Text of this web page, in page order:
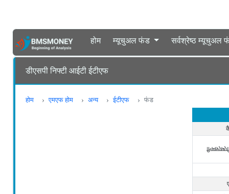
होम म्यूचुअल फंड सर्वश्रेष्ठ म्यूचुअल
डीएसपी निफ्टी आईटी ईटीएफ
होम एमएफ होम अन्य ईटीएफ फंड